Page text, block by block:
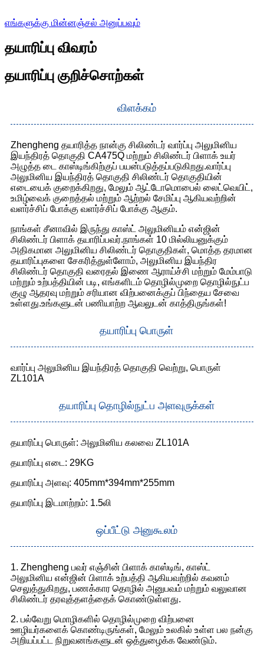
எங்களுக்கு மின்னஞ்சல் அனுப்பவும்
தயாரிப்பு விவரம்
தயாரிப்பு குறிச்சொற்கள்
விளக்கம்
Zhengheng தயாரித்த நான்கு சிலிண்டர் வார்ப்பு அலுமினிய
இயந்திரத் தொகுதி CA475Q மற்றும் சிலிண்டர் பிளாக் உயர்
அழுத்த டை காஸ்டிங்கிற்குப் பயன்படுத்தப்படுகிறது.வார்ப்பு
அலுமினிய இயந்திரத் தொகுதி சிலிண்டர் தொகுதியின்
எடையைக் குறைக்கிறது, மேலும் ஆட்டோமொபைல் லைட்வெயிட்,
உமிழ்வைக் குறைத்தல் மற்றும் ஆற்றல் சேமிப்பு ஆகியவற்றின்
வளர்ச்சிப் போக்கு வளர்ச்சிப் போக்கு ஆகும்.
நாங்கள் சீனாவில் இருந்து காஸ்ட் அலுமினியம் என்ஜின்
சிலிண்டர் பிளாக் தயாரிப்பவர்.நாங்கள் 10 மில்லியனுக்கும்
அதிகமான அலுமினிய சிலிண்டர் தொகுதிகள், மொத்த தரமான
தயாரிப்புகளை சேகரித்துள்ளோம், அலுமினிய இயந்திர
சிலிண்டர் தொகுதி வரைதல் இணை ஆராய்ச்சி மற்றும் மேம்பாடு
மற்றும் உற்பத்தியின் படி, எங்களிடம் தொழில்முறை தொழில்நுட்ப
குழு ஆதரவு மற்றும் சரியான விற்பனைக்குப் பிந்தைய சேவை
உள்ளது.உங்களுடன் பணியாற்ற ஆவலுடன் காத்திருங்கள்!
தயாரிப்பு பொருள்
வார்ப்பு அலுமினிய இயந்திரத் தொகுதி வெற்று, பொருள்
ZL101A
தயாரிப்பு தொழில்நுட்ப அளவுருக்கள்
தயாரிப்பு பொருள்: அலுமினிய கலவை ZL101A
தயாரிப்பு எடை: 29KG
தயாரிப்பு அளவு: 405mm*394mm*255mm
தயாரிப்பு இடமாற்றம்: 1.5லி
ஒப்பீட்டு அனுகூலம்
1. Zhengheng பவர் எஞ்சின் பிளாக் காஸ்டிங், காஸ்ட்
அலுமினிய என்ஜின் பிளாக் உற்பத்தி ஆகியவற்றில் கவனம்
செலுத்துகிறது, பணக்கார தொழில் அனுபவம் மற்றும் வலுவான
சிலிண்டர் தரவுத்தளத்தைக் கொண்டுள்ளது.
2. பல்வேறு மொழிகளில் தொழில்முறை விற்பனை
ஊழியர்களைக் கொண்டிருங்கள், மேலும் உலகில் உள்ள பல நன்கு
அறியப்பட்ட நிறுவனங்களுடன் ஒத்துழைக்க வேண்டும்.